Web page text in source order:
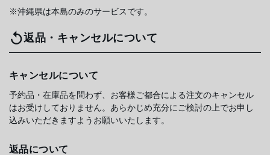
※沖縄県は本島のみのサービスです。
返品・キャンセルについて
キャンセルについて
予約品・在庫品を問わず、お客様ご都合による注文のキャンセル
はお受けしておりません。あらかじめ充分にご検討の上でお申し
込みいただきますようお願いいたします。
返品について